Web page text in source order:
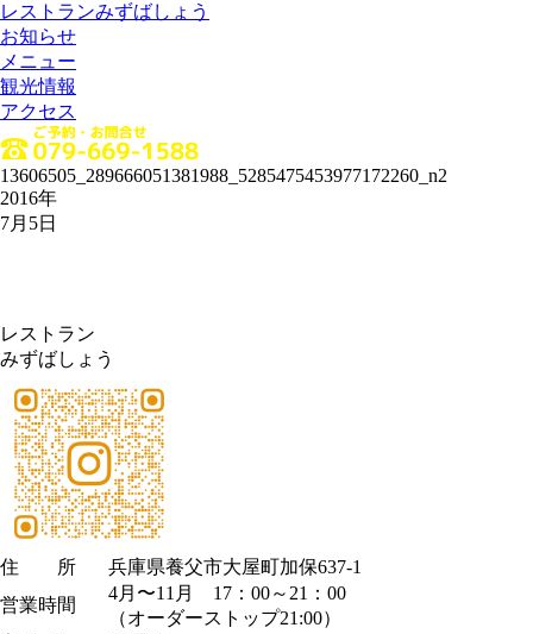
レストランみずばしょう
お知らせ
メニュー
観光情報
アクセス
13606505_289666051381988_5285475453977172260_n2
2016年
7月5日
レストラン
みずばしょう
住 所
兵庫県養父市大屋町加保637-1
営業時間
4月〜11月 17：00～21：00
（オーダーストップ21:00）